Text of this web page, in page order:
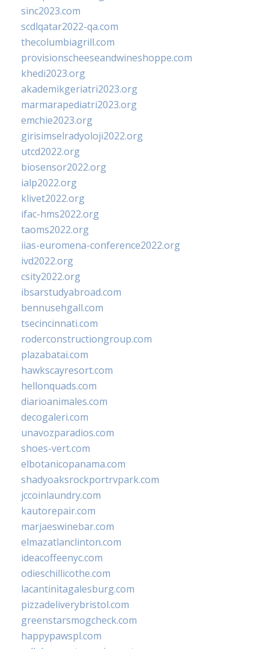
sinc2023.com
scdlqatar2022-qa.com
thecolumbiagrill.com
provisionscheeseandwineshoppe.com
khedi2023.org
akademikgeriatri2023.org
marmarapediatri2023.org
emchie2023.org
girisimselradyoloji2022.org
utcd2022.org
biosensor2022.org
ialp2022.org
klivet2022.org
ifac-hms2022.org
taoms2022.org
iias-euromena-conference2022.org
ivd2022.org
csity2022.org
ibsarstudyabroad.com
bennusehgall.com
tsecincinnati.com
roderconstructiongroup.com
plazabatai.com
hawkscayresort.com
hellonquads.com
diarioanimales.com
decogaleri.com
unavozparadios.com
shoes-vert.com
elbotanicopanama.com
shadyoaksrockportrvpark.com
jccoinlaundry.com
kautorepair.com
marjaeswinebar.com
elmazatlanclinton.com
ideacoffeenyc.com
odieschillicothe.com
lacantinitagalesburg.com
pizzadeliverybristol.com
greenstarsmogcheck.com
happypawspl.com